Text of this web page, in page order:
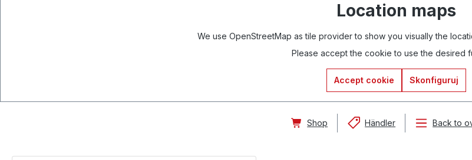
Location maps
We use OpenStreetMap as tile provider to show you visually the
Please accept the cookie to use the desired
Accept cookie Skonfiguruj
Shop Händler Back to